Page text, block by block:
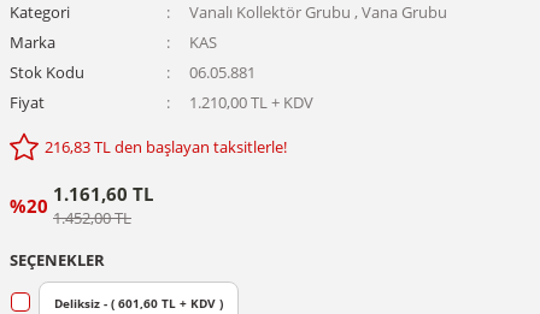
Kategori Vanalı Kollektör Grubu , Vana Grubu
Marka
KAS
Stok Kodu
06.05.881
Fiyat
1.210,00 TL + KDV
216,83 TL den başlayan taksitlerle!
%20 1.161,60 TL
1.452,00 TL
SEÇENEKLER
Deliksiz - ( 601,60 TL + KDV )